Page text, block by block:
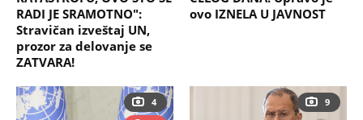
RADI JE SRAMOTNO":
Stravičan izveštaj UN,
prozor za delovanje se
ZATVARA!
ovo IZNELA U JAVNOST
4
9